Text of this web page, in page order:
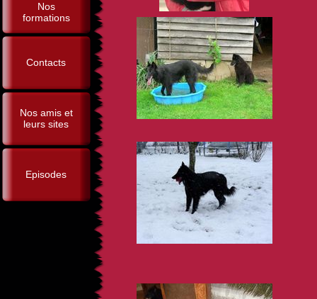
Nos
formations
Contacts
Nos amis et
leurs sites
Episodes